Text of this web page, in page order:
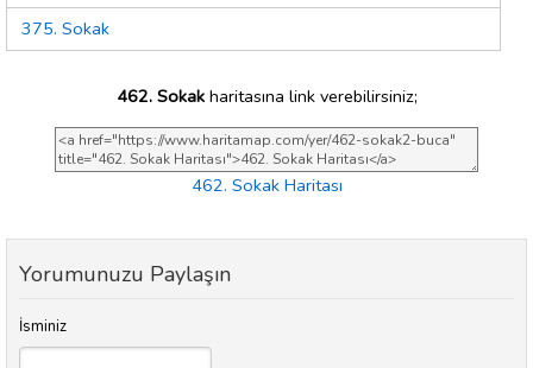
375. Sokak
462. Sokakharitasına link verebilirsiniz;
462. Sokak Haritası
Yorumunuzu Paylaşın
İsminiz